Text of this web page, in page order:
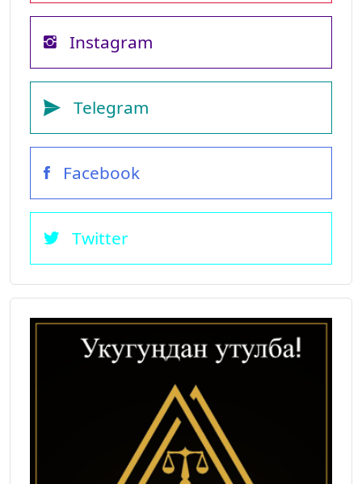
Instagram
Telegram
Facebook
Twitter